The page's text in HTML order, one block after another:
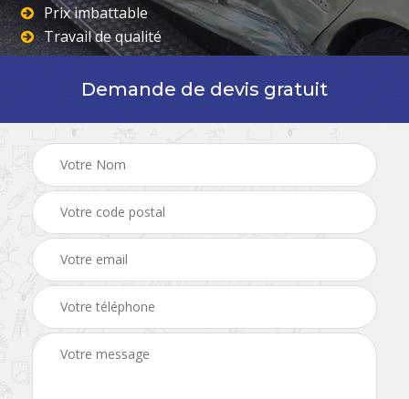
Prix imbattable
Travail de qualité
Demande de devis gratuit